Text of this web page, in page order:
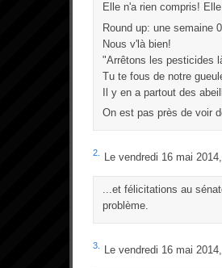
Elle n'a rien compris!
Round up: une semaine
Nous v'là bien!
"Arrêtons les pesticides
Tu te fous de notre
Il y en a partout des
On est pas près de voir
2. Le vendredi 16 mai
...et félicitations au
problème.
3. Le vendredi 16 mai